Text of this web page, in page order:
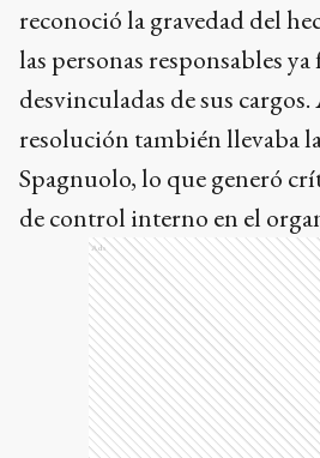
reconoció la gravedad del
las personas responsables
desvinculadas de sus
resolución también llevaba
Spagnuolo, lo que generó
de control interno en el
Ads